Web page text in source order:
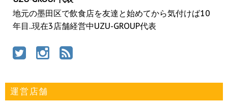
地元の墨田区で飲食店を友達と始めてから気付けば10
年目..現在3店舗経営中UZU-GROUP代表
運営店舗